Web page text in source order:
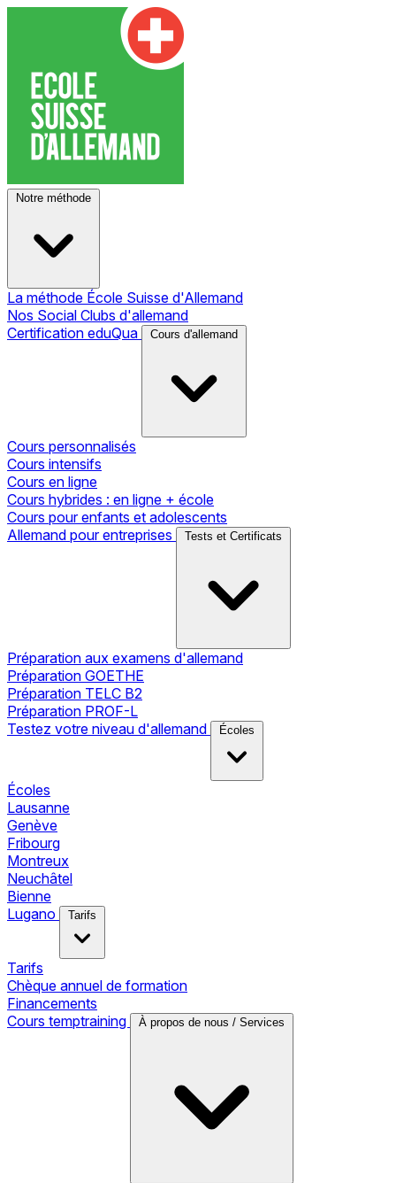
Notre méthode
La méthode École Suisse d'Allemand
Nos Social Clubs d'allemand
Certification eduQua
Cours d'allemand
Cours personnalisés
Cours intensifs
Cours en ligne
Cours hybrides : en ligne + école
Cours pour enfants et adolescents
Allemand pour entreprises
Tests et Certificats
Préparation aux examens d'allemand
Préparation GOETHE
Préparation TELC B2
Préparation PROF-L
Testez votre niveau d'allemand
Écoles
Écoles
Lausanne
Genève
Fribourg
Montreux
Neuchâtel
Bienne
Lugano
Tarifs
Tarifs
Chèque annuel de formation
Financements
Cours temptraining
À propos de nous / Services